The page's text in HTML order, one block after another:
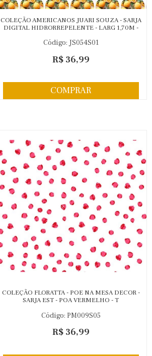
COLEÇÃO AMERICANOS JUARI SOUZA - SARJA
DIGITAL HIDRORREPELENTE - LARG 1,70M -
Código: JS054S01
R$ 36,99
COMPRAR
COLEÇÃO FLORATTA - POE NA MESA DECOR -
SARJA EST - POA VERMELHO - T
Código: PM009S05
R$ 36,99